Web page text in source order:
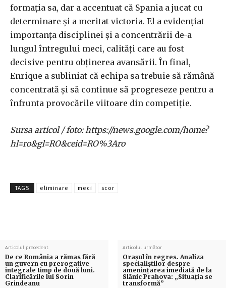
formația sa, dar a accentuat că Spania a jucat cu
determinare și a meritat victoria. El a evidențiat
importanța disciplinei și a concentrării de-a
lungul întregului meci, calități care au fost
decisive pentru obținerea avansării. În final,
Enrique a subliniat că echipa sa trebuie să rămână
concentrată și să continue să progreseze pentru a
înfrunta provocările viitoare din competiție.
Sursa articol / foto: https://news.google.com/home?
hl=ro&gl=RO&ceid=RO%3Aro
TAGS eliminare meci scor
Articolul precedent
De ce România a rămas fără
un guvern cu prerogative
integrale timp de două luni.
Clarificările lui Sorin
Grindeanu
Articolul următor
Orașul în regres. Analiza
specialiștilor despre
amenințarea imediată de la
Slănic Prahova: „Situația se
transformă”